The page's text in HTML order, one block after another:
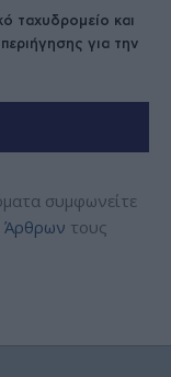
ταχυδρομείο και
για την
συμφωνείτε
Άρθρων τους